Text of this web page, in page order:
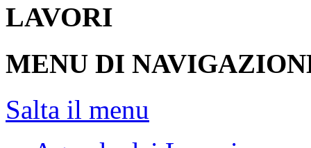
LAVORI
MENU DI
Salta il menu